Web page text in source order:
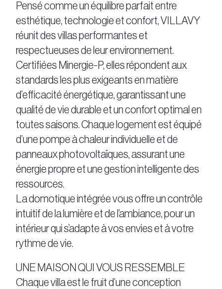
Pensé comme un équilibre parfait entre
esthétique, technologie et confort, VILLAVY
réunit des villas performantes et
respectueuses de leur environnement.
Certifiées Minergie-P, elles répondent aux
standards les plus exigeants en matière
d’efficacité énergétique, garantissant une
qualité de vie durable et un confort optimal en
toutes saisons. Chaque logement est équipé
d’une pompe à chaleur individuelle et de
panneaux photovoltaïques, assurant une
énergie propre et une gestion intelligente des
ressources.
La domotique intégrée vous offre un contrôle
intuitif de la lumière et de l’ambiance, pour un
intérieur qui s’adapte à vos envies et à votre
rythme de vie.
UNE MAISON QUI VOUS RESSEMBLE
Chaque villa est le fruit d’une conception